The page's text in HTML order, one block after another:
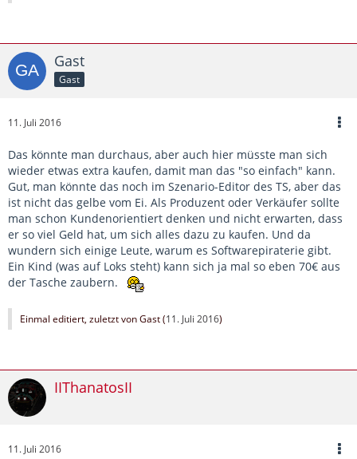
Gast
Gast
11. Juli 2016
Das könnte man durchaus, aber auch hier müsste man sich
wieder etwas extra kaufen, damit man das "so einfach" kann.
Gut, man könnte das noch im Szenario-Editor des TS, aber das
ist nicht das gelbe vom Ei. Als Produzent oder Verkäufer sollte
man schon Kundenorientiert denken und nicht erwarten, dass
er so viel Geld hat, um sich alles dazu zu kaufen. Und da
wundern sich einige Leute, warum es Softwarepiraterie gibt.
Ein Kind (was auf Loks steht) kann sich ja mal so eben 70€ aus
der Tasche zaubern.
Einmal editiert, zuletzt von Gast (11. Juli 2016)
IIThanatosII
11. Juli 2016